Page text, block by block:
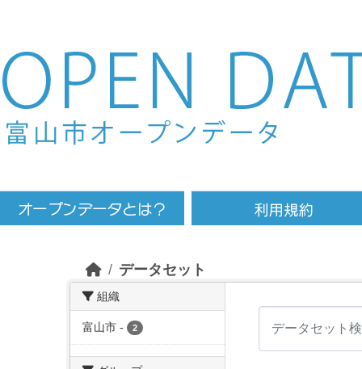
Skip to main content
データセット
組織
富山市 - 2